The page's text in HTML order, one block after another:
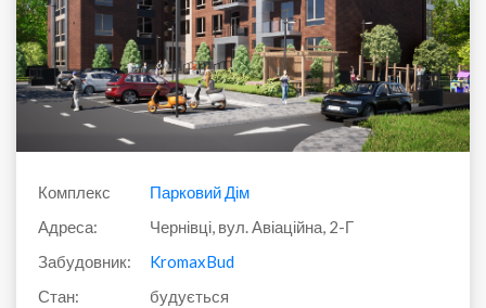
Комплекс
Парковий Дім
Адреса:
Чернівці, вул. Авіаційна, 2-Г
Забудовник:
KromaxBud
Стан:
будується